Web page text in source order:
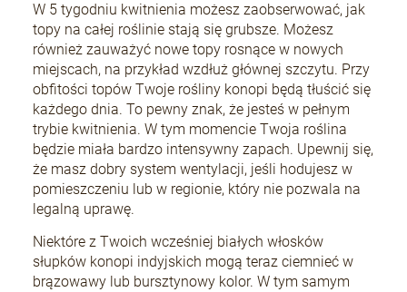
W 5 tygodniu kwitnienia możesz zaobserwować, jak
topy na całej roślinie stają się grubsze. Możesz
również zauważyć nowe topy rosnące w nowych
miejscach, na przykład wzdłuż głównej szczytu. Przy
obfitości topów Twoje rośliny konopi będą tłuścić się
każdego dnia. To pewny znak, że jesteś w pełnym
trybie kwitnienia. W tym momencie Twoja roślina
będzie miała bardzo intensywny zapach. Upewnij się,
że masz dobry system wentylacji, jeśli hodujesz w
pomieszczeniu lub w regionie, który nie pozwala na
legalną uprawę.
Niektóre z Twoich wcześniej białych włosków
słupków konopi indyjskich mogą teraz ciemnieć w
brązowawy lub bursztynowy kolor. W tym samym